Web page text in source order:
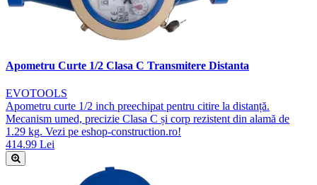
Apometru Curte 1/2 Clasa C Transmitere Distanta
EVOTOOLS
Apometru curte 1/2 inch preechipat pentru citire la distanță.
Mecanism umed, precizie Clasa C și corp rezistent din alamă de
1.29 kg. Vezi pe eshop-construction.ro!
414.99 Lei